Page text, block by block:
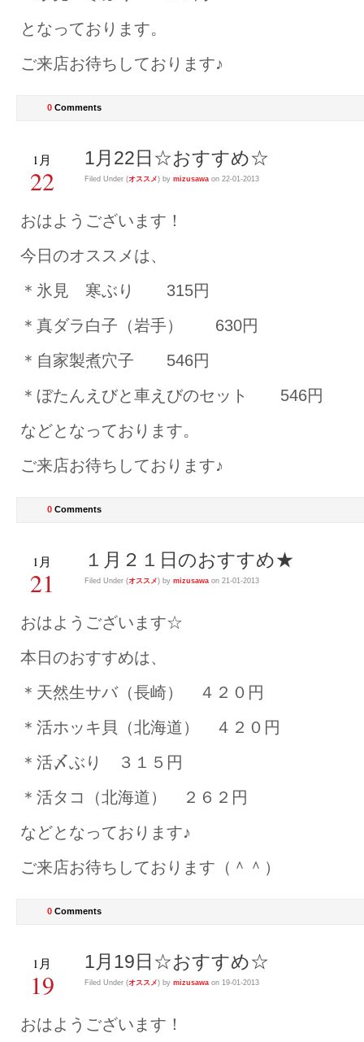
となっております。
ご来店お待ちしております♪
0 Comments
1月
22
1月22日☆おすすめ☆
Filed Under (オススメ) by mizusawa on 22-01-2013
おはようございます！
今日のオススメは、
＊氷見 寒ぶり 315円
＊真ダラ白子（岩手） 630円
＊自家製煮穴子 546円
＊ぼたんえびと車えびのセット 546円
などとなっております。
ご来店お待ちしております♪
0 Comments
1月
21
１月２１日のおすすめ★
Filed Under (オススメ) by mizusawa on 21-01-2013
おはようございます☆
本日のおすすめは、
＊天然生サバ（長崎） ４２０円
＊活ホッキ貝（北海道） ４２０円
＊活〆ぶり ３１５円
＊活タコ（北海道） ２６２円
などとなっております♪
ご来店お待ちしております（＾＾）
0 Comments
1月
19
1月19日☆おすすめ☆
Filed Under (オススメ) by mizusawa on 19-01-2013
おはようございます！